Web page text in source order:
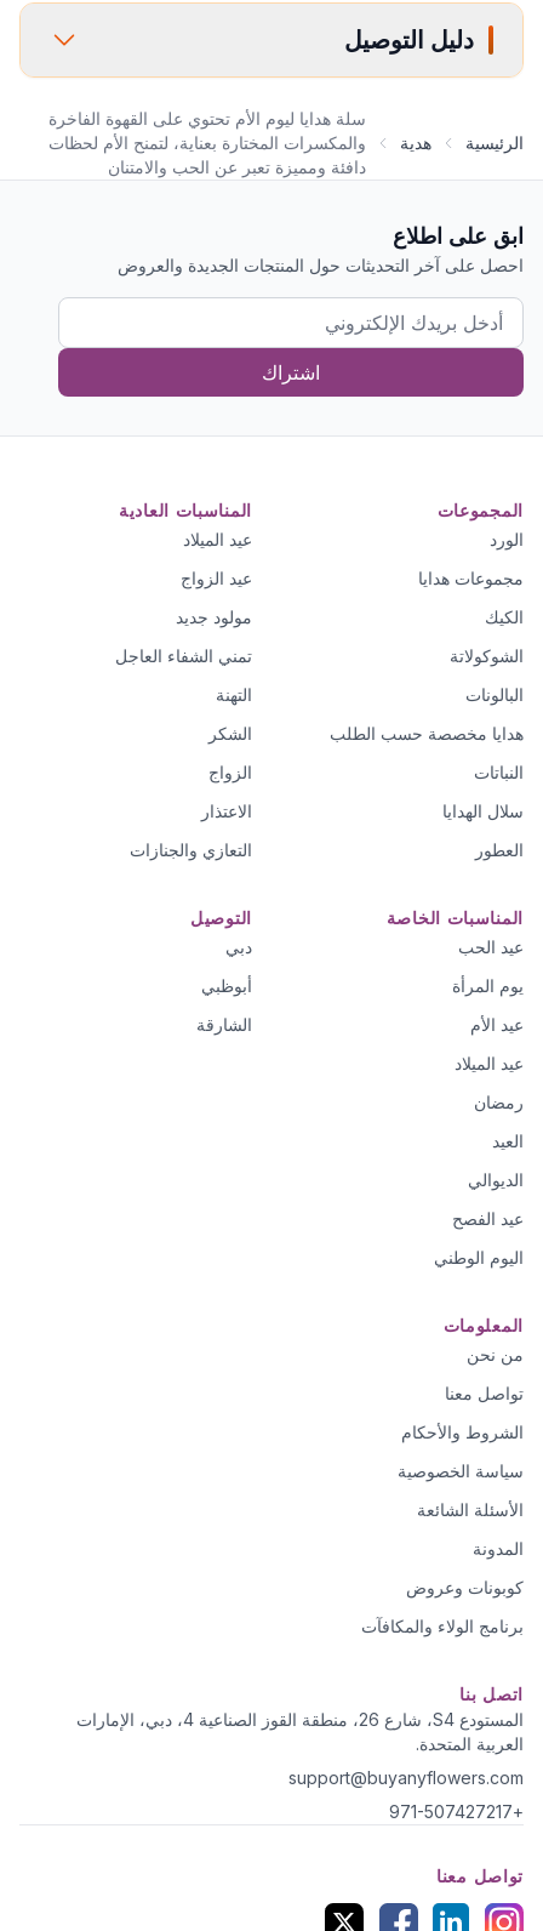
دليل التوصيل
الرئيسية هدية
سلة هدايا ليوم الأم تحتوي على القهوة الفاخرة
والمكسرات المختارة بعناية، لتمنح الأم لحظات
دافئة ومميزة تعبر عن الحب والامتنان
ابق على اطلاع
احصل على آخر التحديثات حول المنتجات الجديدة والعروض
اشتراك
المجموعات
الورد
مجموعات هدايا
الكيك
الشوكولاتة
البالونات
هدايا مخصصة حسب الطلب
النباتات
سلال الهدايا
العطور
المناسبات العادية
عيد الميلاد
عيد الزواج
مولود جديد
تمني الشفاء العاجل
التهنة
الشكر
الزواج
الاعتذار
التعازي والجنازات
المناسبات الخاصة
عيد الحب
يوم المرأة
عيد الأم
عيد الميلاد
رمضان
العيد
الديوالي
عيد الفصح
اليوم الوطني
التوصيل
دبي
أبوظبي
الشارقة
المعلومات
من نحن
تواصل معنا
الشروط والأحكام
سياسة الخصوصية
الأسئلة الشائعة
المدونة
كوبونات وعروض
برنامج الولاء والمكافآت
اتصل بنا
المستودع S4، شارع 26، منطقة القوز الصناعية 4، دبي، الإمارات
العربية المتحدة.
support@buyanyflowers.com
+971-507427217
تواصل معنا